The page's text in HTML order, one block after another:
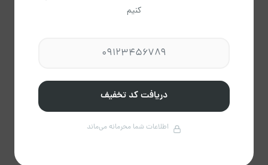
بدون دیدگاه
کنیم
دریافت کد تخفیف
اطلاعات شما محرمانه می‌ماند